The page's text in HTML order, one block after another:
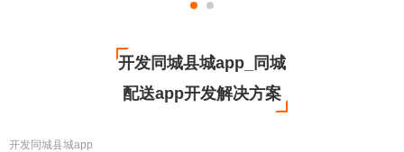
开发同城县城app_同城
配送app开发解决方案
开发同城县城app